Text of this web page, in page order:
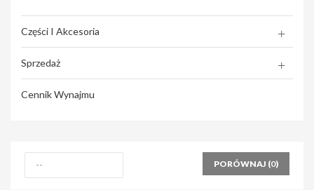
Części I Akcesoria
Sprzedaż
Cennik Wynajmu
PORÓWNAJ (0)